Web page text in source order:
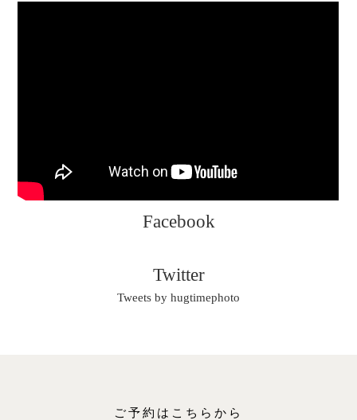
Facebook
Twitter
Tweets by hugtimephoto
ご予約はこちらから